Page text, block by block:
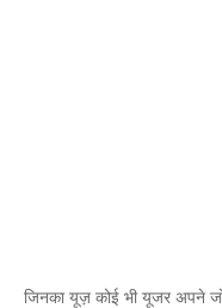
जिनका यूज़ कोई भी यूजर अपने